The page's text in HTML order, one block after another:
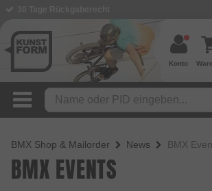
Konto
BMX Shop & Mailorder News BMX
BMX EVENTS